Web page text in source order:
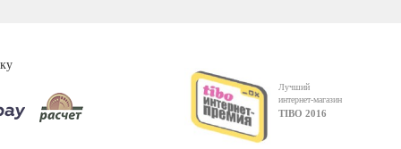
Лучший
интернет-магазин
TIBO 2016